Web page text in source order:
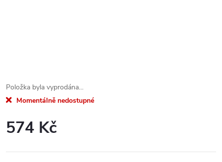
Položka byla vyprodána…
Momentálně nedostupné
574 Kč
cena: